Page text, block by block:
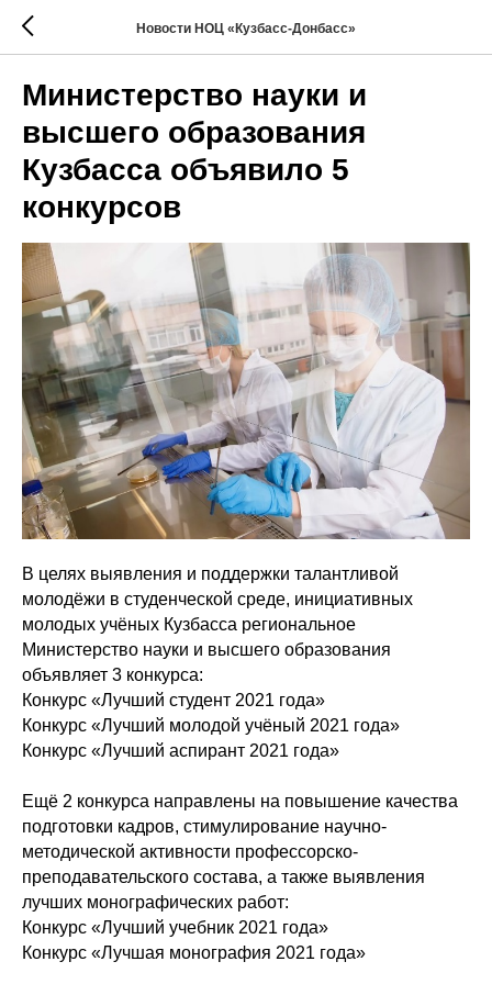
Новости НОЦ «Кузбасс-Донбасс»
Министерство науки и
высшего образования
Кузбасса объявило 5
конкурсов
В целях выявления и поддержки талантливой
молодёжи в студенческой среде, инициативных
молодых учёных Кузбасса региональное
Министерство науки и высшего образования
объявляет 3 конкурса:
Конкурс «Лучший студент 2021 года»
Конкурс «Лучший молодой учёный 2021 года»
Конкурс «Лучший аспирант 2021 года»
Ещё 2 конкурса направлены на повышение качества
подготовки кадров, стимулирование научно-
методической активности профессорско-
преподавательского состава, а также выявления
лучших монографических работ:
Конкурс «Лучший учебник 2021 года»
Конкурс «Лучшая монография 2021 года»